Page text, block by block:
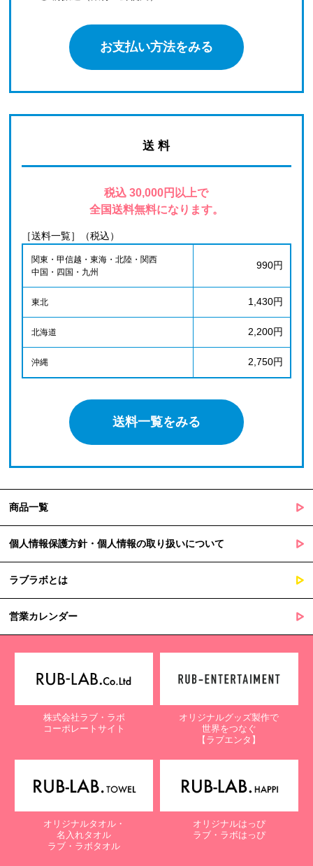
お支払い方法をみる
送 料
税込 30,000円以上で
全国送料無料になります。
［送料一覧］（税込）
関東・甲信越・東海・北陸・関西
中国・四国・九州
990円
東北 1,430円
北海道 2,200円
沖縄 2,750円
送料一覧をみる
商品一覧
個人情報保護方針・個人情報の取り扱いについて
ラブラボとは
営業カレンダー
株式会社ラブ・ラボ
コーポレートサイト
オリジナルグッズ製作で
世界をつなぐ
【ラブエンタ】
オリジナルタオル・
名入れタオル
ラブ・ラボタオル
オリジナルはっぴ
ラブ・ラボはっぴ